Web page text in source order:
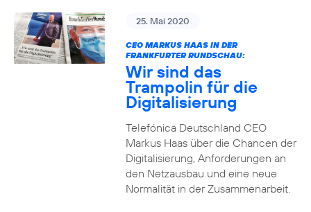
25. Mai 2020
CEO MARKUS HAAS IN DER
FRANKFURTER RUNDSCHAU:
Wir sind das
Trampolin für die
Digitalisierung
Telefónica Deutschland CEO
Markus Haas über die Chancen der
Digitalisierung, Anforderungen an
den Netzausbau und eine neue
Normalität in der Zusammenarbeit.